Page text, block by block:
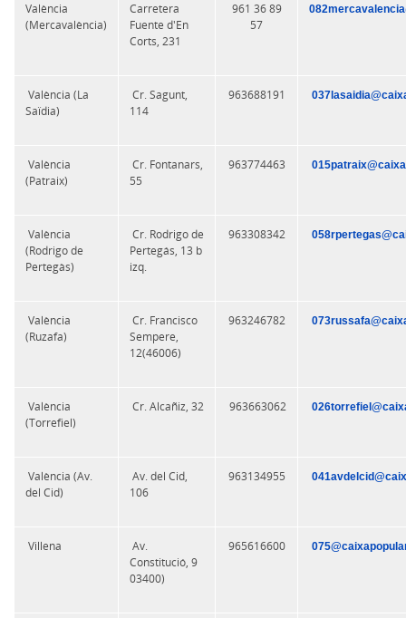
València
(Mercavalència)
Carretera
Fuente d'En
Corts, 231
961 36 89
57
València (La
Saïdia)
Cr. Sagunt,
114
963688191
València
(Patraix)
Cr. Fontanars,
55
963774463
València
(Rodrigo de
Pertegàs)
Cr. Rodrigo de
Pertegás, 13 b
izq.
963308342
València
(Ruzafa)
Cr. Francisco
Sempere,
12(46006)
963246782
València
(Torrefiel)
Cr. Alcañiz, 32 963663062
València (Av.
del Cid)
Av. del Cid,
106
963134955
Villena
Av.
Constitució, 9
03400)
965616600